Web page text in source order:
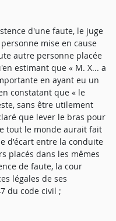
d'une faute, le juge
mise en cause
autre personne placée
estimant que « M. X... a
en ayant eu un
constatant que « le
sans être utilement
que lever le bras pour
tout le monde aurait fait
d'écart entre la conduite
placés dans les mêmes
de faute, la cour
légales de ses
du code civil ;